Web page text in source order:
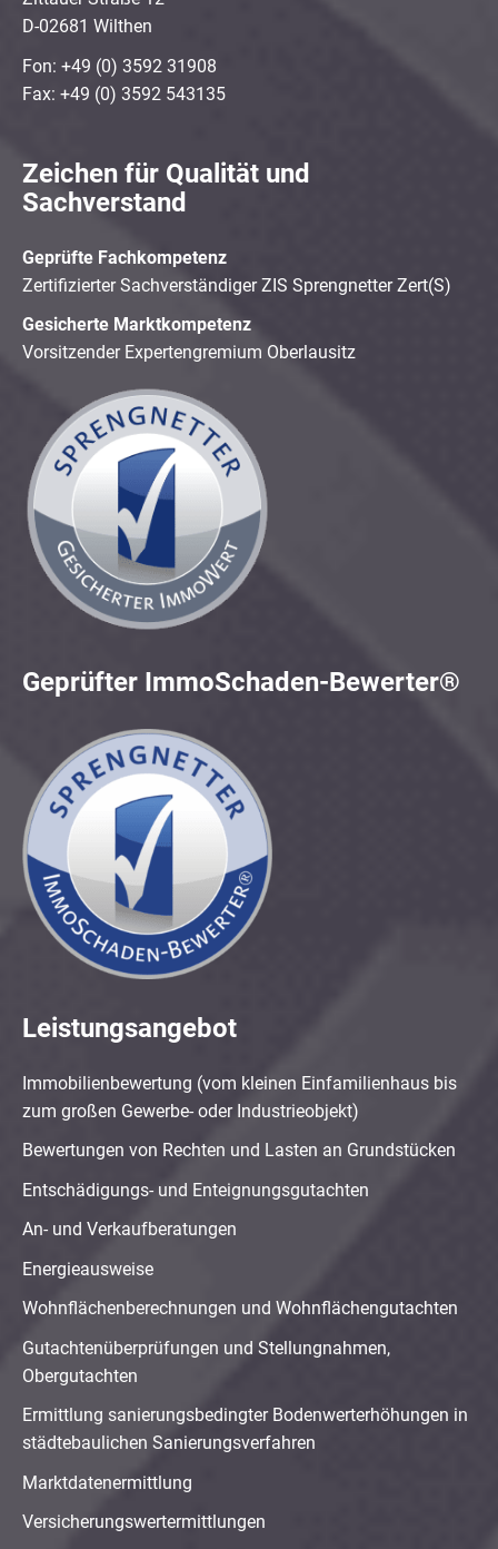
D-02681 Wilthen
Fon: +49 (0) 3592 31908
Fax: +49 (0) 3592 543135
Zeichen für Qualität und
Sachverstand
Geprüfte Fachkompetenz
Zertifizierter Sachverständiger ZIS Sprengnetter Zert(S)
Gesicherte Marktkompetenz
Vorsitzender Expertengremium Oberlausitz
Geprüfter ImmoSchaden-Bewerter®
Leistungsangebot
Immobilienbewertung (vom kleinen Einfamilienhaus bis
zum großen Gewerbe- oder Industrieobjekt)
Bewertungen von Rechten und Lasten an Grundstücken
Entschädigungs- und Enteignungsgutachten
An- und Verkaufberatungen
Energieausweise
Wohnflächenberechnungen und Wohnflächengutachten
Gutachtenüberprüfungen und Stellungnahmen,
Obergutachten
Ermittlung sanierungsbedingter Bodenwerterhöhungen in
städtebaulichen Sanierungsverfahren
Marktdatenermittlung
Versicherungswertermittlungen